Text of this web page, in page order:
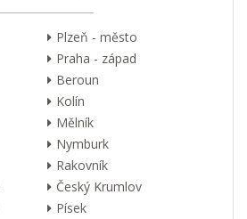
Plzeň - město
Praha - západ
Beroun
Kolín
Mělník
Nymburk
Rakovník
Český Krumlov
Písek